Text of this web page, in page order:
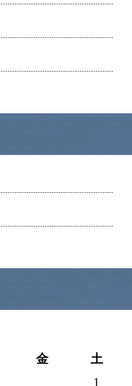
金
土
1